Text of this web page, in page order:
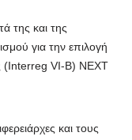
της και της
για την επιλογή
(Interreg VI-B) NEXT
και τους